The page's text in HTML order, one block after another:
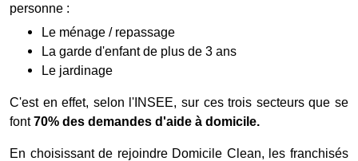
personne :
Le ménage / repassage
La garde d'enfant de plus de 3 ans
Le jardinage
C'est en effet, selon l'INSEE, sur ces trois secteurs que se
font70% des demandes d'aide à domicile.
En choisissant de rejoindre Domicile Clean, les franchisés